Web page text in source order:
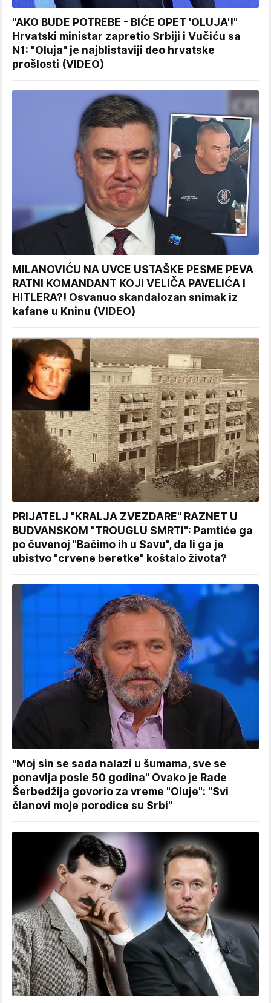
"AKO BUDE POTREBE - BIĆE OPET 'OLUJA'!"
Hrvatski ministar zapretio Srbiji i Vučiću sa
N1: "Oluja" je najblistaviji deo hrvatske
prošlosti (VIDEO)
MILANOVIĆU NA UVCE USTAŠKE PESME PEVA
RATNI KOMANDANT KOJI VELIČA PAVELIĆA I
HITLERA?! Osvanuo skandalozan snimak iz
kafane u Kninu (VIDEO)
PRIJATELJ "KRALJA ZVEZDARE" RAZNET U
BUDVANSKOM "TROUGLU SMRTI": Pamtiće ga
po čuvenoj "Bačimo ih u Savu", da li ga je
ubistvo "crvene beretke" koštalo života?
"Moj sin se sada nalazi u šumama, sve se
ponavlja posle 50 godina" Ovako je Rade
Šerbedžija govorio za vreme "Oluje": "Svi
članovi moje porodice su Srbi"